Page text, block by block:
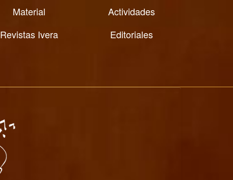
Material
Actividades
Revistas Ivera Editoriales